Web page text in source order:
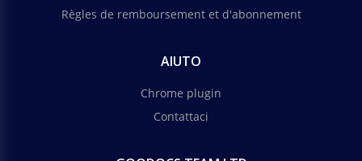
Règles de remboursement et d'abonnement
AIUTO
Chrome plugin
Contattaci